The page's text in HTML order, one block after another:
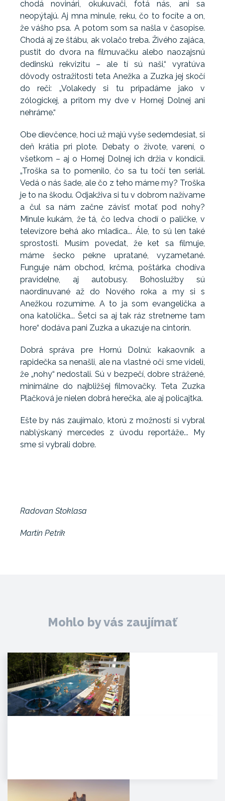
chodá novinári, okukuvači, fotá nás, ani sa
neopýtajú. Aj mna minule, reku, čo to focíte a on,
že vášho psa. A potom som sa našla v časopise.
Chodá aj ze štábu, ak volačo treba. Živého zajáca,
pustit do dvora na filmuvačku alebo naozajsnú
dedinskú rekvizitu – ale tí sú naši,“ vyratúva
dôvody ostražitosti teta Anežka a Zuzka jej skočí
do reči: „Volakedy si tu pripadáme jako v
zólogickej, a pritom my dve v Hornej Dolnej ani
nehráme.“
Obe dievčence, hoci už majú vyše sedemdesiat, si
deň krátia pri plote. Debaty o živote, varení, o
všetkom – aj o Hornej Dolnej ich držia v kondícii.
„Troška sa to pomenilo, čo sa tu točí ten seriál.
Vedá o nás šade, ale čo z teho máme my? Troška
je to na škodu. Odjakživa si tu v dobrom nažívame
a čul sa nám začne závisť motať pod nohy?
Minule kukám, že tá, čo ledva chodí o paličke, v
televízore behá ako mladica... Ále, to sú len také
sprostosti. Musím povedat, že ket sa filmuje,
máme šecko pekne upratané, vyzametané.
Funguje nám obchod, krčma, poštárka chodíva
pravidelne, aj autobusy. Bohoslužby sú
naordinuvané až do Nového roka a my si s
Anežkou rozumíme. A to ja som evangelička a
ona katolíčka... Šetci sa aj tak ráz stretneme tam
hore“ dodáva pani Zuzka a ukazuje na cintorín.
Dobrá správa pre Hornú Dolnú: kakaovník a
rapidečka sa nenašli, ale na vlastné oči sme videli,
že „nohy“ nedostali. Sú v bezpečí, dobre strážené,
minimálne do najbližšej filmovačky. Teta Zuzka
Plačková je nielen dobrá herečka, ale aj policajtka.
Ešte by nás zaujímalo, ktorú z možností si vybral
nablýskaný mercedes z úvodu reportáže... My
sme si vybrali dobre.
Radovan Stoklasa
Martin Petrík
Mohlo by vás zaujímať